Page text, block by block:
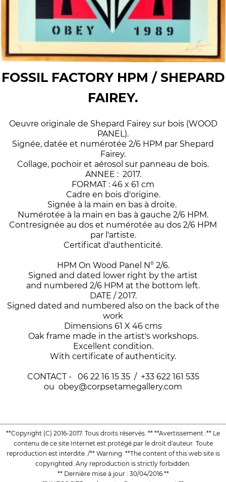
FOSSIL FACTORY HPM / SHEPARD
FAIREY.
Oeuvre originale de Shepard Fairey sur bois (WOOD
PANEL).
Signée, datée et numérotée 2/6 HPM par Shepard
Fairey.
Collage, pochoir et aérosol sur panneau de bois.
ANNEE : 2017.
FORMAT : 46 x 61 cm
Cadre en bois d'origine.
Signée à la main en bas à droite.
Numérotée à la main en bas à gauche 2/6 HPM.
Contresignée au dos et numérotée au dos 2/6 HPM
par l'artiste.
Certificat d'authenticité.
HPM On Wood Panel N° 2/6.
Signed and dated lower right by the artist
and numbered 2/6 HPM at the bottom left.
DATE / 2017.
Signed dated and numbered also on the back of the
work
Dimensions 61 X 46 cms
Oak frame made in the artist's workshops.
Excellent condition.
With certificate of authenticity.
CONTACT - 06 22 16 15 35 / +33 622 161 535
ou obey@corpsetamegallery.com
**Copyright (C) 2016-2017. Tous droits réservés. ** **Avertissement :** Le
contenu de ce site Internet est protégé par le droit d'auteur. Toute
reproduction est interdite. /** Warning: **The content of this web site is
copyrighted. Any reproduction is strictly forbidden.
** Dernière mise à jour : 30/04/2016 **